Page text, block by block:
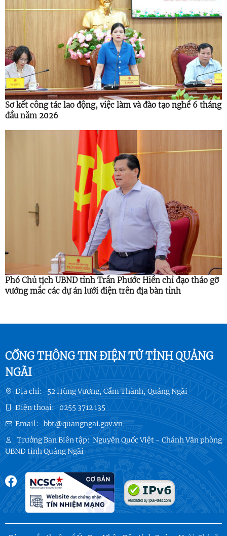
Sơ kết công tác lao động, việc làm và đào tạo nghề 6 tháng
đầu năm 2026
Phó Chủ tịch UBND tỉnh Trần Phước Hiền chỉ đạo tháo gỡ
vướng mắc các dự án lưới điện trên địa bàn tỉnh
CỔNG THÔNG TIN ĐIỆN TỬ TỈNH QUẢNG
NGÃI
Địa chỉ: 52 Hùng Vương, Cẩm Thành, Quảng Ngãi
Điện thoại: 0255 3712 135
Email: bbt@quangngai.gov.vn
Trưởng Ban Biên tập:Nguyễn Quốc Việt - Chánh Văn phòng
UBND tỉnh Quảng Ngãi